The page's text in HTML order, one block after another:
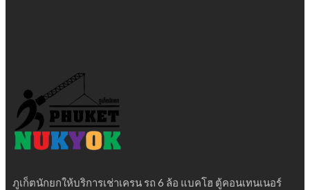
ภูเก็ตนักยกให้บริการเช่าเครน รถ 6 ล้อ แบคโฮ ตู้คอนเทนเนอร์